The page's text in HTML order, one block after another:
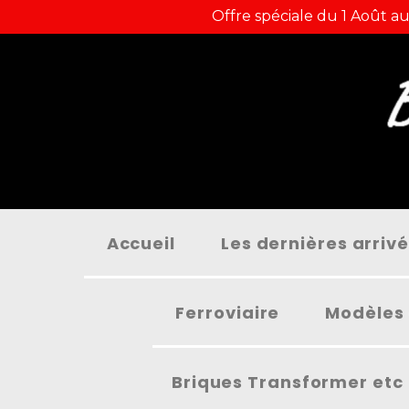
Offre spéciale du 1 Août
Accueil Les dernières
Ferroviaire Modèles
Briques Transformer etc